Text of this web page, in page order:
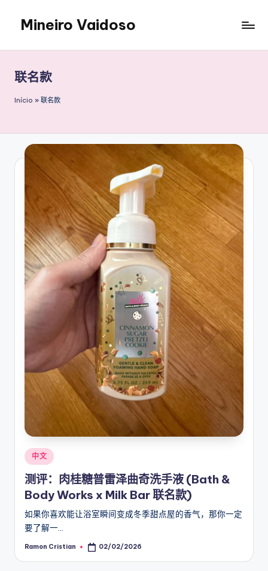
content
Mineiro Vaidoso
Autocuidado
e
Resenhas
联名款
Início » 联名款
Posted
in
中文
测评：肉桂糖普雷泽曲奇洗手液 (Bath &
Body Works x Milk Bar 联名款)
如果你喜欢能让浴室瞬间变成冬季甜点屋的香气，那你一定
要了解一…
Posted
Ramon Cristian 02/02/2026